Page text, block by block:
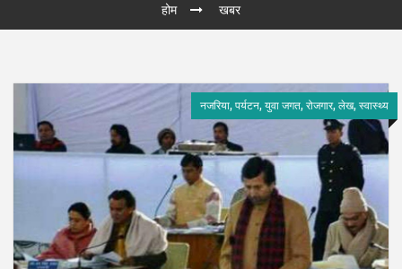
होम खबर
नजरिया, पर्यटन, युवा जगत, रोजगार, लेख, स्वास्थ्य